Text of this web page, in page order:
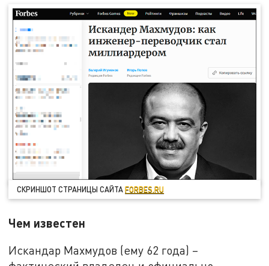
СКРИНШОТ СТРАНИЦЫ САЙТАFORBES.RU
Чем известен
Искандар Махмудов (ему 62 года) –